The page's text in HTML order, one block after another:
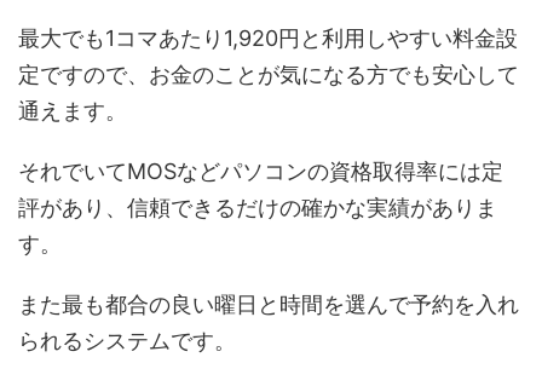
最大でも1コマあたり1,920円と利用しやすい料金設
定ですので、お金のことが気になる方でも安心して
通えます。
それでいてMOSなどパソコンの資格取得率には定
評があり、信頼できるだけの確かな実績がありま
す。
また最も都合の良い曜日と時間を選んで予約を入れ
られるシステムです。